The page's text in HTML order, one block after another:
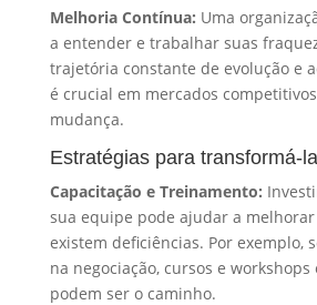
Melhoria Contínua: Uma
a entender e trabalhar suas
trajetória constante de evolução e
é crucial em mercados
mudança.
Estratégias para transformá-
Capacitação e Treinamento:
sua equipe pode ajudar a
existem deficiências. Por exemplo,
na negociação, cursos e workshops
podem ser o caminho.